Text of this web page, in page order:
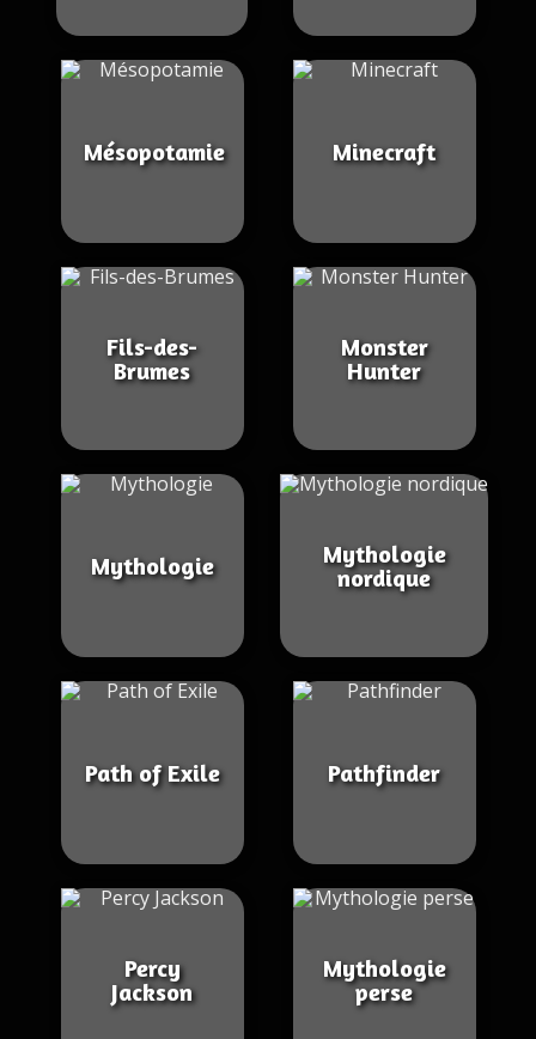
Mésopotamie Minecraft
Fils-des-
Brumes
Monster
Hunter
Mythologie
Mythologie
nordique
Path of Exile Pathfinder
Percy
Jackson
Mythologie
perse